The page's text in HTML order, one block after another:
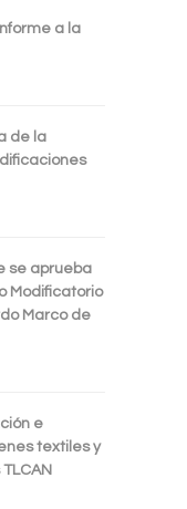
a la
de la
se aprueba
Modificatorio
Marco de
e
textiles y